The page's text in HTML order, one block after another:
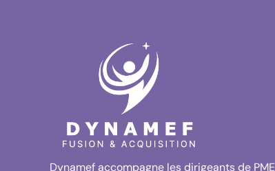
Dynamef accompagne les dirigeants de PME